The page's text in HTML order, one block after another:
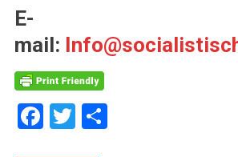
E-
mail:
Facebook
Twitter
Delen